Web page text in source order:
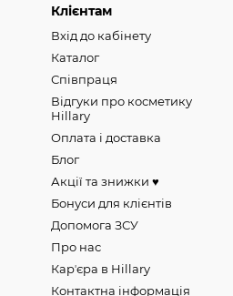
Клієнтам
Вхід до кабінету
Каталог
Співпраця
Відгуки про косметику
Hillary
Оплата і доставка
Блог
Акції та знижки ♥️
Бонуси для клієнтів
Допомога ЗСУ
Про нас
Карʼєра в Hillary
Контактна інформація